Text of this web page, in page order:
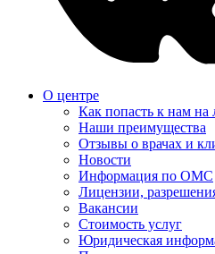
О центре
Как попасть к нам на
Наши преимущества
Отзывы о врачах и
Новости
Информация по ОМС
Лицензии,
Вакансии
Стоимость услуг
Юридическая